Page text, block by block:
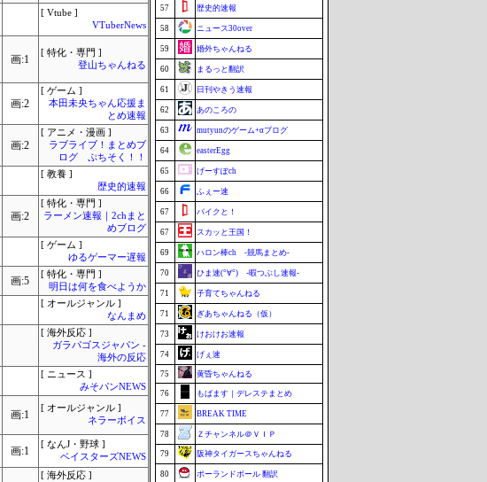
[ Vtube ]
VTuberNews
画:1
[ 特化・専門 ]
登山ちゃんねる
画:2
[ ゲーム ]
本田未央ちゃん応援ま
とめ速報
画:2
[ アニメ・漫画 ]
ラブライブ！まとめブ
ログ ぷちそく！！
[ 教養 ]
歴史的速報
画:2
[ 特化・専門 ]
ラーメン速報｜2chまと
めブログ
[ ゲーム ]
ゆるゲーマー遅報
画:5
[ 特化・専門 ]
明日は何を食べようか
[ オールジャンル ]
なんまめ
[ 海外反応 ]
ガラパゴスジャパン -
海外の反応
[ ニュース ]
みそパンNEWS
画:1
[ オールジャンル ]
ネラーボイス
画:1
[ なんJ・野球 ]
ベイスターズNEWS
[ 海外反応 ]
57 歴史的速報
58 ニュース30over
59 婚外ちゃんねる
60 まるっと翻訳
61 日刊やきう速報
62 あのころの
63 mutyunのゲーム+αブログ
64 easterEgg
65 げーすぽch
66 ふぇー速
67 バイクと！
67 スカッと王国！
69 ハロン棒ch -競馬まとめ-
70 ひま速(°∀°) -暇つぶし速報-
71 子育てちゃんねる
71 ぎあちゃんねる（仮）
73 けおけお速報
74 げぇ速
75 黄昏ちゃんねる
76 もばます｜デレステまとめ
77 BREAK TIME
78 Ｚチャンネル＠ＶＩＰ
79 阪神タイガースちゃんねる
80 ポーランドボール 翻訳